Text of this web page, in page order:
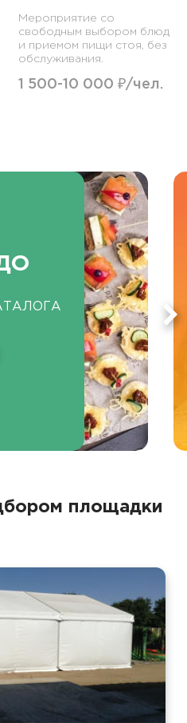
Мероприятие со
свободным выбором блюд
и приемом пищи стоя, без
обслуживания.
1 500-10 000 ₽/чел.
площадки